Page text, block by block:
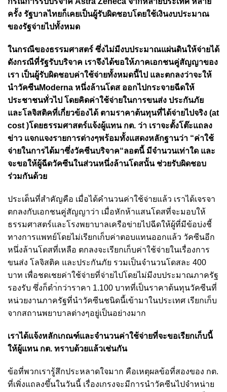
ครั้ง รัฐบาลไทยก็เคยเป็นผู้รับผิดชอบโดยใช้เงินงบประมาณ
ของรัฐจ่ายไปทั้งหมด
ในกรณีของธรรมศาสตร์ ซึ่งไม่มีงบประมาณแผ่นดินให้จ่ายได้
ดังกรณีที่รัฐรับบริจาค เราจึงได้ขอให้ภาคเอกชนคู่สัญญาของ
เรา เป็นผู้รับผิดชอบค่าใช้จ่ายทั้งหมดนี้ไป และตกลงว่าจะให้
นำวัคซีนModerna หนึ่งล้านโดส ออกไปกระจายฉีดให้
ประชาชนทั่วไป โดยคิดค่าใช้จ่ายในการขนส่ง ประกันภัย
และโลจิสติคที่เกี่ยวข้องได้ ตามราคาต้นทุนที่ได้จ่ายไปจริง (at
cost )โดยธรรมศาสตร์แจ้งผู้แทน กต. ว่า เราจะตั้งโต๊ะแถลง
ข่าว แจกแจงรายการต่างๆพร้อมทั้งแสดงหลักฐานว่า “ค่าใช้
จ่ายในการได้มาซึ่งวัคซีนบริจาค“ลอตนี้ มีจำนวนเท่าใด และ
จะขอให้ผู้ฉีดวัคซีนในส่วนหนึ่งล้านโดสนั้น ช่วยรับผิดชอบ
ร่วมกันด้วย
ประเด็นที่สำคัญคือ เมื่อได้คำนวนค่าใช้จ่ายแล้ว เราได้เจรจา
ตกลงกับเอกชนคู่สัญญาว่า เมื่อหักห้าแสนโดสที่จะมอบให้
ธรรมศาสตร์และโรงพยาบาลเครือข่ายไปฉีดให้ผู้ที่มีข้อบ่งชี้
ทางการแพทย์โดยไม่เรียกเก็บค่าตอบแทนออกแล้ว วัคซีนอีก
หนึ่งล้านโดสที่เหลือ ตกลงจะเรียกเก็บค่าใช้จ่ายในเรื่องการ
ขนส่ง โลจิสติค และประกันภัย รวมเป็นจำนวนโดสละ 400
บาท เพื่อชดเชยค่าใช้จ่ายที่จ่ายไปโดยไม่มีงบประมาณภาครัฐ
รองรับ ซึ่งก็ตำ่กว่าราคา 1.100 บาทที่เป็นราคาต้นทุนวัคซีนที่
หน่วยงานภาครัฐที่นำวัคซีนชนิดนี้เข้ามาในประเทศ เรียกเก็บ
จากสถานพยาบาลต่างๆอยู่เป็นอย่างมาก
เราได้แจ้งหลักเกณฑ์และจำนวนค่าใช้จ่ายที่จะขอเรียกเก็บนี้
ให้ผู้แทน กต. ทราบด้วยแล้วเช่นกัน
ข้อที่พวกเรารู้สึกประหลาดใจมาก คือเหตุผลข้อที่สองของ กต.
ที่เพิ่งแถลงขึ้นในวันนี้ เรื่องเกรงจะมีการนำวัคซีนไปจำหน่าย